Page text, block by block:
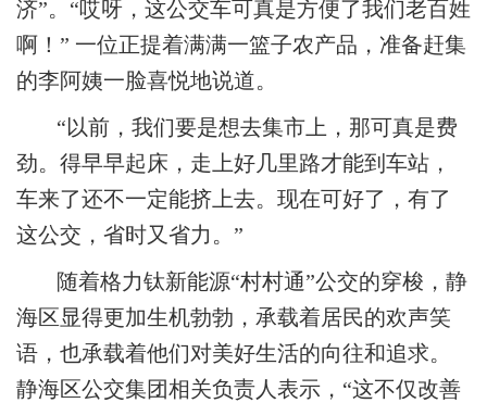
济”。“哎呀，这公交车可真是方便了我们老百姓
啊！” 一位正提着满满一篮子农产品，准备赶集
的李阿姨一脸喜悦地说道。
“以前，我们要是想去集市上，那可真是费
劲。得早早起床，走上好几里路才能到车站，
车来了还不一定能挤上去。现在可好了，有了
这公交，省时又省力。”
随着格力钛新能源“村村通”公交的穿梭，静
海区显得更加生机勃勃，承载着居民的欢声笑
语，也承载着他们对美好生活的向往和追求。
静海区公交集团相关负责人表示，“这不仅改善